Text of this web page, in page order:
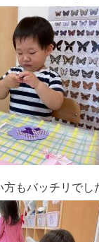
方もバッチリでし